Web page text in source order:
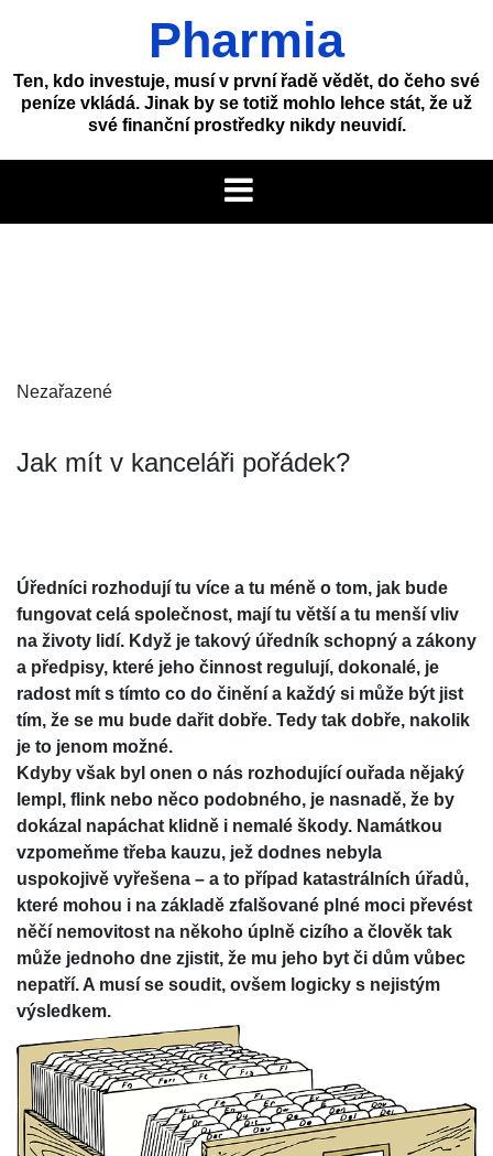
Pharmia
Ten, kdo investuje, musí v první řadě vědět, do čeho své
peníze vkládá. Jinak by se totiž mohlo lehce stát, že už
své finanční prostředky nikdy neuvidí.
Nezařazené
Jak mít v kanceláři pořádek?
Úředníci rozhodují tu více a tu méně o tom, jak bude
fungovat celá společnost, mají tu větší a tu menší vliv
na životy lidí. Když je takový úředník schopný a zákony
a předpisy, které jeho činnost regulují, dokonalé, je
radost mít s tímto co do činění a každý si může být jist
tím, že se mu bude dařit dobře. Tedy tak dobře, nakolik
je to jenom možné.
Kdyby však byl onen o nás rozhodující ouřada nějaký
lempl, flink nebo něco podobného, je nasnadě, že by
dokázal napáchat klidně i nemalé škody. Namátkou
vzpomeňme třeba kauzu, jež dodnes nebyla
uspokojivě vyřešena – a to případ katastrálních úřadů,
které mohou i na základě zfalšované plné moci převést
něčí nemovitost na někoho úplně cizího a člověk tak
může jednoho dne zjistit, že mu jeho byt či dům vůbec
nepatří. A musí se soudit, ovšem logicky s nejistým
výsledkem.